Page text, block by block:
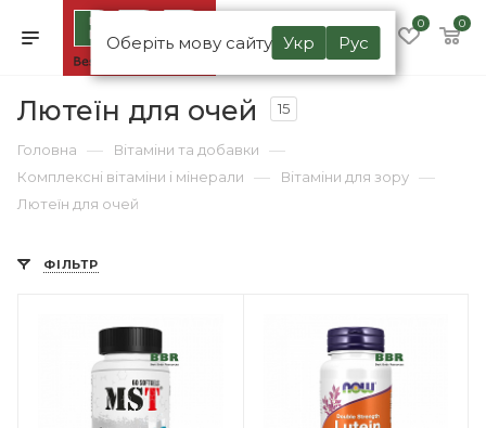
Оберіть мову сайту Укр Рус
0 0
Лютеїн для очей 15
Головна — Вітаміни та добавки —
Комплексні вітаміни і мінерали — Вітаміни для зору —
Лютеїн для очей
ФІЛЬТР